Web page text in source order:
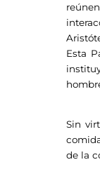
Esta
Sin
de la